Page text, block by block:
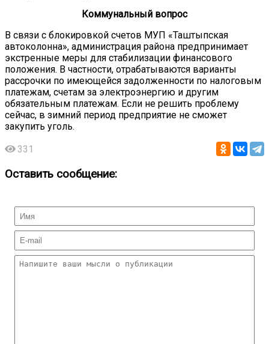
Коммунальный вопрос
В связи с блокировкой счетов МУП «Таштыпская
автоколонна», администрация района предпринимает
экстренные меры для стабилизации финансового
положения. В частности, отрабатываются варианты
рассрочки по имеющейся задолженности по налоговым
платежам, счетам за электроэнергию и другим
обязательным платежам. Если не решить проблему
сейчас, в зимний период предприятие не сможет
закупить уголь.
331
Оставить сообщение: